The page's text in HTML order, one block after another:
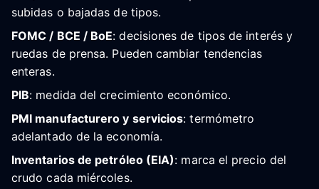
subidas o bajadas de tipos.
FOMC / BCE / BoE: decisiones de tipos de interés y
ruedas de prensa. Pueden cambiar tendencias
enteras.
PIB: medida del crecimiento económico.
PMI manufacturero y servicios: termómetro
adelantado de la economía.
Inventarios de petróleo (EIA): marca el precio del
crudo cada miércoles.